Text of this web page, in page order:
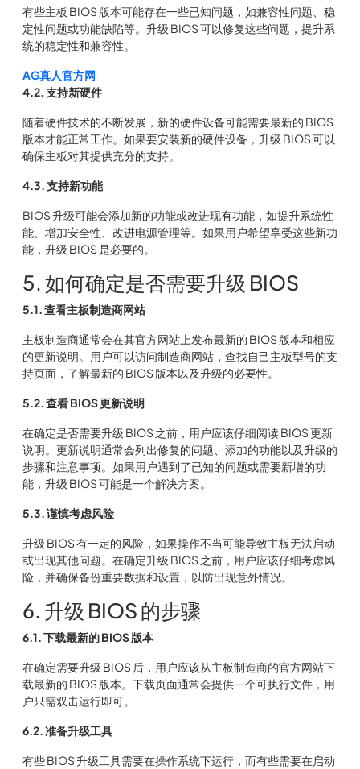
有些主板 BIOS 版本可能存在一些已知问题，如兼容性问题、稳
定性问题或功能缺陷等。升级 BIOS 可以修复这些问题，提升系
统的稳定性和兼容性。
AG真人官方网
4.2. 支持新硬件
随着硬件技术的不断发展，新的硬件设备可能需要最新的 BIOS
版本才能正常工作。如果要安装新的硬件设备，升级 BIOS 可以
确保主板对其提供充分的支持。
4.3. 支持新功能
BIOS 升级可能会添加新的功能或改进现有功能，如提升系统性
能、增加安全性、改进电源管理等。如果用户希望享受这些新功
能，升级 BIOS 是必要的。
5. 如何确定是否需要升级 BIOS
5.1. 查看主板制造商网站
主板制造商通常会在其官方网站上发布最新的 BIOS 版本和相应
的更新说明。用户可以访问制造商网站，查找自己主板型号的支
持页面，了解最新的 BIOS 版本以及升级的必要性。
5.2. 查看 BIOS 更新说明
在确定是否需要升级 BIOS 之前，用户应该仔细阅读 BIOS 更新
说明。更新说明通常会列出修复的问题、添加的功能以及升级的
步骤和注意事项。如果用户遇到了已知的问题或需要新增的功
能，升级 BIOS 可能是一个解决方案。
5.3. 谨慎考虑风险
升级 BIOS 有一定的风险，如果操作不当可能导致主板无法启动
或出现其他问题。在确定升级 BIOS 之前，用户应该仔细考虑风
险，并确保备份重要数据和设置，以防出现意外情况。
6. 升级 BIOS 的步骤
6.1. 下载最新的 BIOS 版本
在确定需要升级 BIOS 后，用户应该从主板制造商的官方网站下
载最新的 BIOS 版本。下载页面通常会提供一个可执行文件，用
户只需双击运行即可。
6.2. 准备升级工具
有些 BIOS 升级工具需要在操作系统下运行，而有些需要在启动